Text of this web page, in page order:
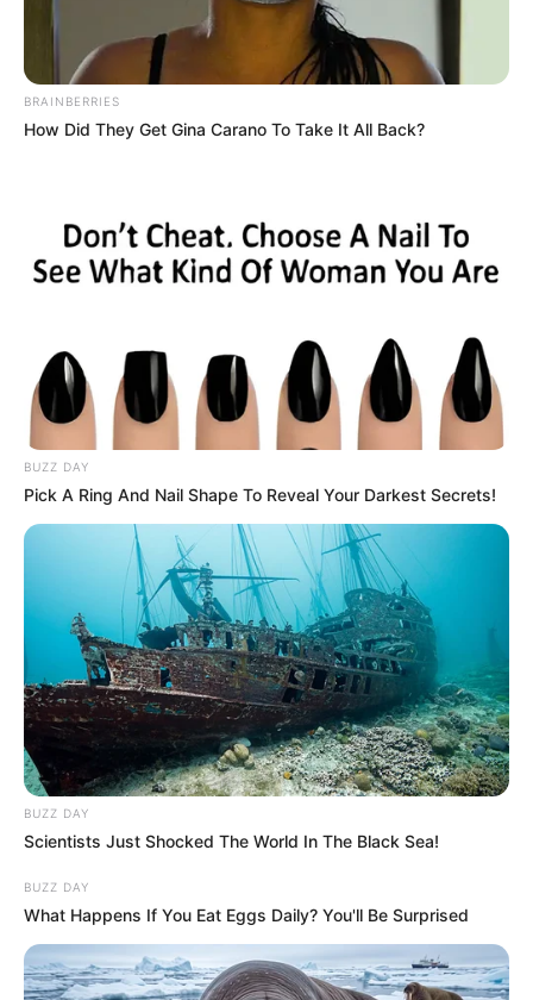
BRAINBERRIES
How Did They Get Gina Carano To Take It All Back?
BUZZ DAY
Pick A Ring And Nail Shape To Reveal Your Darkest Secrets!
BUZZ DAY
Scientists Just Shocked The World In The Black Sea!
BUZZ DAY
What Happens If You Eat Eggs Daily? You'll Be Surprised